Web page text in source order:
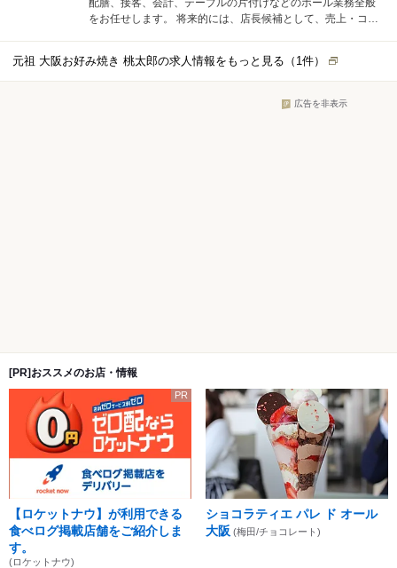
配膳、接客、会計、テーブルの片付けなどのホール業務全般
をお任せします。 将来的には、店長候補として、売上・コス
元祖 大阪お好み焼き 桃太郎の求人情報をもっと見る（ 1件）
広告を非表示
[PR]おススメのお店・情報
PR
【ロケットナウ】が利用できる
食べログ掲載店舗をご紹介しま
す。
(ロケットナウ)
ショコラティエ パレ ド オール
大阪 (梅田/チョコレート)